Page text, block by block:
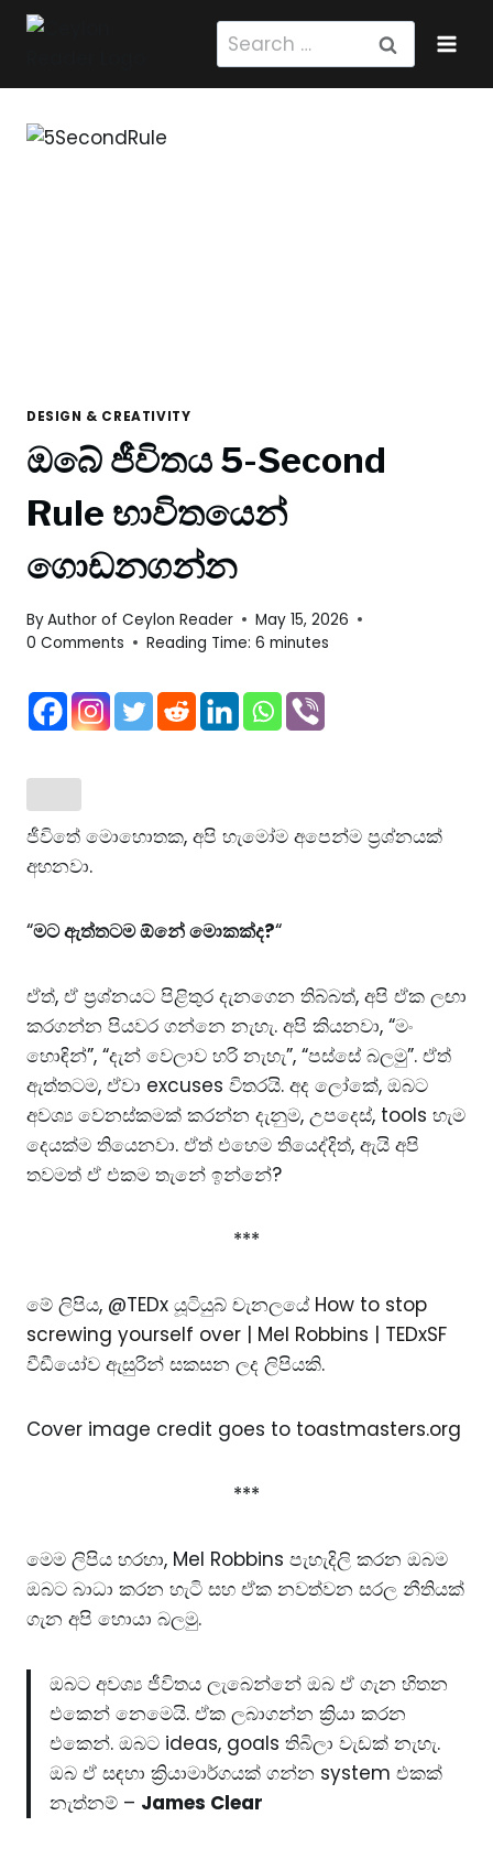
Skip
Search
for:
DESIGN & CREATIVITY
ඔබේ ජීවිතය 5-Second
Rule භාවිතයෙන්
ගොඩනගන්න
ByAuthor of Ceylon Reader
May 15, 2026
0 Comments
Reading Time: 6 minutes
ජීවිතේ මොහොතක, අපි හැමෝම අපෙන්ම ප්‍රශ්නයක්
අහනවා.
“මට ඇත්තටම ඕනේ මොකක්ද?“
ඒත්, ඒ ප්‍රශ්නයට පිළිතුර දැනගෙන තිබ්බත්, අපි ඒක ලඟා
කරගන්න පියවර ගන්නෙ නැහැ. අපි කියනවා, “මං
හොඳින්”, “දැන් වෙලාව හරි නැහැ”, “පස්සේ බලමු”. ඒත්
ඇත්තටම, ඒවා excuses විතරයි. අද ලෝකේ, ඔබට
අවශ්‍ය වෙනස්කමක් කරන්න දැනුම, උපදෙස්, tools හැම
දෙයක්ම තියෙනවා. ඒත් එහෙම තියෙද්දිත්, ඇයි අපි
තවමත් ඒ එකම තැනේ ඉන්නේ?
***
මේ ලිපිය, @TEDx යූටියුබ් චැනලයේ How to stop
screwing yourself over | Mel Robbins | TEDxSF
වීඩීයෝව ඇසුරින් සකසන ලද ලිපියකි.
Cover image credit goes to toastmasters.org
***
මෙම ලිපිය හරහා, Mel Robbins පැහැදිලි කරන ඔබම
ඔබට බාධා කරන හැටි සහ ඒක නවත්වන සරල නීතියක්
ගැන අපි හොයා බලමු.
ඔබට අවශ්‍ය ජීවිතය ලැබෙන්නේ ඔබ ඒ ගැන හිතන
එකෙන් නෙමෙයි. ඒක ලබාගන්න ක්‍රියා කරන
එකෙන්. ඔබට ideas, goals තිබිලා වැඩක් නැහැ.
ඔබ ඒ සඳහා ක්‍රියාමාර්ගයක් ගන්න system එකක්
නැත්නම් – James Clear